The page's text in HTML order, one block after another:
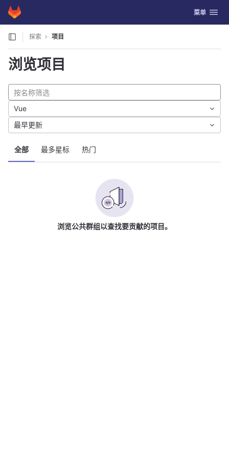
Skip to content
GitLab 切换导航
菜单
探索 项目
浏览项目
全部 最多星标 热门
Vue
最早更新
浏览公共群组以查找要贡献的项目。